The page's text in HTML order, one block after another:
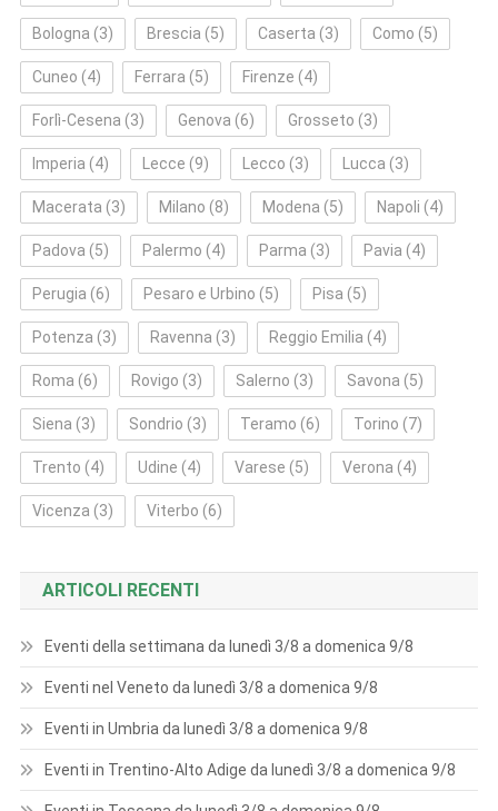
Bologna (3) Brescia (5) Caserta (3) Como (5)
Cuneo (4) Ferrara (5) Firenze (4)
Forlì‑Cesena (3) Genova (6) Grosseto (3)
Imperia (4) Lecce (9) Lecco (3) Lucca (3)
Macerata (3) Milano (8) Modena (5) Napoli (4)
Padova (5) Palermo (4) Parma (3) Pavia (4)
Perugia (6) Pesaro e Urbino (5) Pisa (5)
Potenza (3) Ravenna (3) Reggio Emilia (4)
Roma (6) Rovigo (3) Salerno (3) Savona (5)
Siena (3) Sondrio (3) Teramo (6) Torino (7)
Trento (4) Udine (4) Varese (5) Verona (4)
Vicenza (3) Viterbo (6)
ARTICOLI RECENTI
Eventi della settimana da lunedì 3/8 a domenica 9/8
Eventi nel Veneto da lunedì 3/8 a domenica 9/8
Eventi in Umbria da lunedì 3/8 a domenica 9/8
Eventi in Trentino-Alto Adige da lunedì 3/8 a domenica 9/8